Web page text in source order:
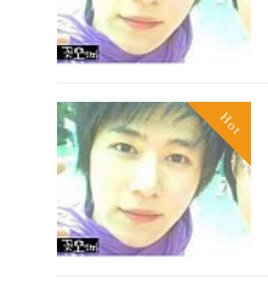
Hot